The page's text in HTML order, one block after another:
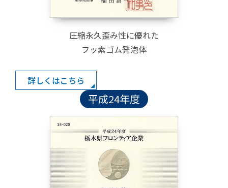
圧縮永久歪み性に優れた
フッ素ゴム発泡体
詳しくはこちら
平成24年度